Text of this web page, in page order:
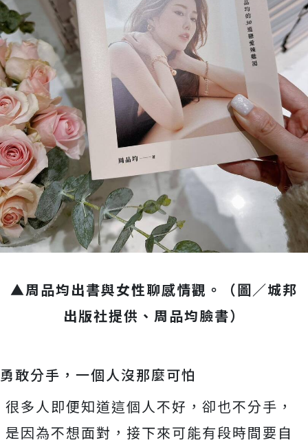
▲周品均出書與女性聊感情觀。（圖／城邦
出版社提供、周品均臉書）
勇敢分手，一個人沒那麼可怕
很多人即便知道這個人不好，卻也不分手，
是因為不想面對，接下來可能有段時間要自